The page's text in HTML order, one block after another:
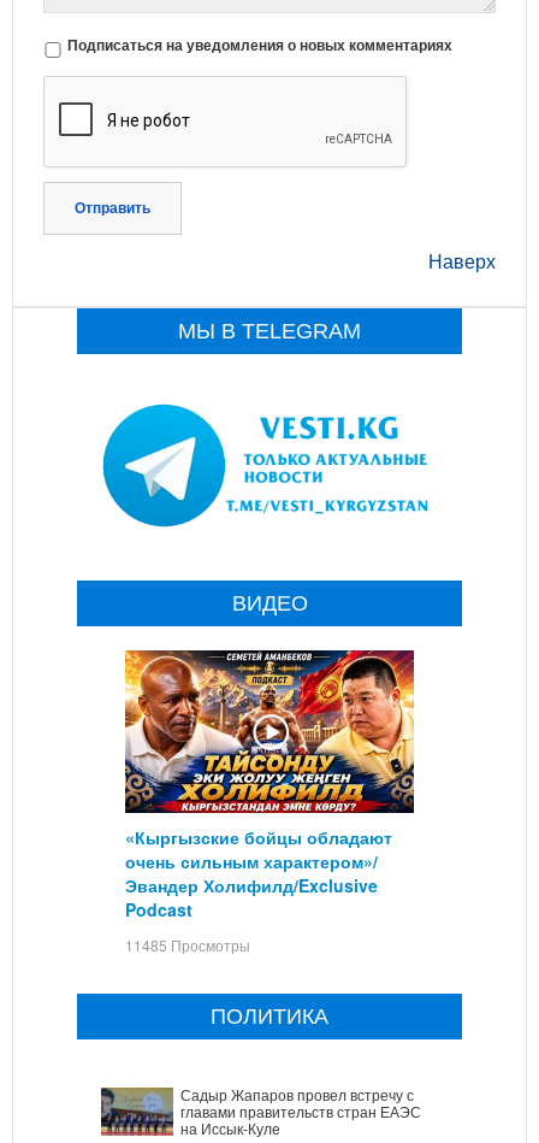
Подписаться на уведомления о новых комментариях
Отправить
Наверх
МЫ В TELEGRAM
ВИДЕО
«Кыргызские бойцы обладают
очень сильным характером»/
Эвандер Холифилд/Exclusive
Podcast
11485 Просмотры
ПОЛИТИКА
Садыр Жапаров провел встречу с
главами правительств стран ЕАЭС
на Иссык-Куле